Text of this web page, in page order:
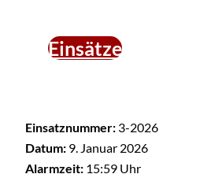
Einsätze
Einsatznummer: 3-2026
Datum: 9. Januar 2026
Alarmzeit: 15:59 Uhr